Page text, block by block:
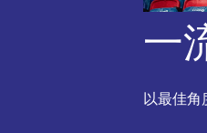
一
以最佳角